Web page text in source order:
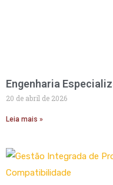
Engenharia
20 de abril de 2026
Leia mais »